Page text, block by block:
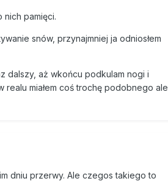
pamięci.
snów, przynajmniej ja odniosłem
dalszy, aż wkońcu podkulam nogi i
miałem coś trochę podobnego ale
dniu przerwy. Ale czegos takiego to